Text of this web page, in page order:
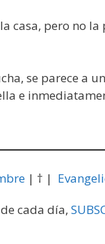
casa, pero no
se parece a
e
| † |
cada día,